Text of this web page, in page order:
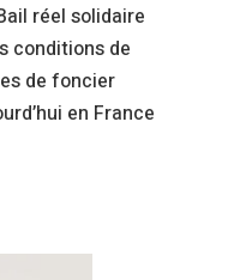
réel solidaire
conditions de
de foncier
en France